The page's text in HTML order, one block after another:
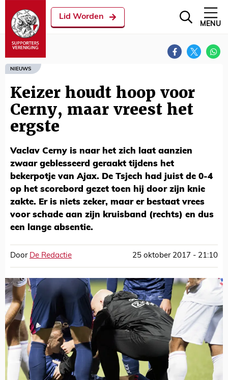
Lid Worden
MENU
NIEUWS
Keizer houdt hoop voor
Cerny, maar vreest het
ergste
Vaclav Cerny is naar het zich laat aanzien
zwaar geblesseerd geraakt tijdens het
bekerpotje van Ajax. De Tsjech had juist de 0-4
op het scorebord gezet toen hij door zijn knie
zakte. Er is niets zeker, maar er bestaat vrees
voor schade aan zijn kruisband (rechts) en dus
een lange absentie.
Door De Redactie 25 oktober 2017 - 21:10